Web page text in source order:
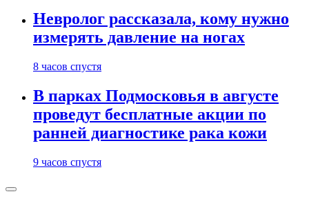
Невролог рассказала, кому нужно
измерять давление на ногах
8 часов спустя
В парках Подмосковья в августе
проведут бесплатные акции по
ранней диагностике рака кожи
9 часов спустя